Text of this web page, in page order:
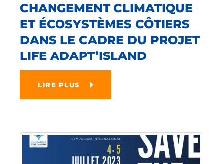
CHANGEMENT CLIMATIQUE
ET ÉCOSYSTÈMES CÔTIERS
DANS LE CADRE DU PROJET
LIFE ADAPT’ISLAND
LIRE PLUS